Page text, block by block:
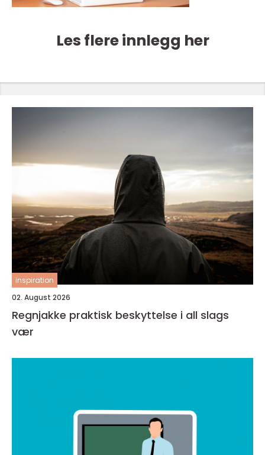
Les flere innlegg her
inspiration
02. August 2026
Regnjakke praktisk beskyttelse i all slags
vær